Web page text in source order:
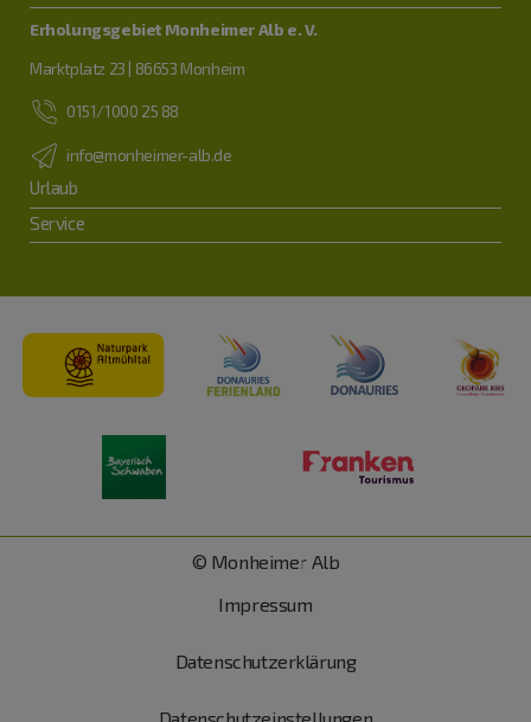
Erholungsgebiet Monheimer Alb e. V.
Marktplatz 23 | 86653 Monheim
0151/1000 25 88
info@monheimer-alb.de
Urlaub
Service
© Monheimer Alb
Impressum
Datenschutzerklärung